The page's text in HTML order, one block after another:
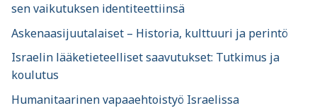
sen vaikutuksen identiteettiinsä
Askenaasijuutalaiset – Historia, kulttuuri ja perintö
Israelin lääketieteelliset saavutukset: Tutkimus ja
koulutus
Humanitaarinen vapaaehtoistyö Israelissa